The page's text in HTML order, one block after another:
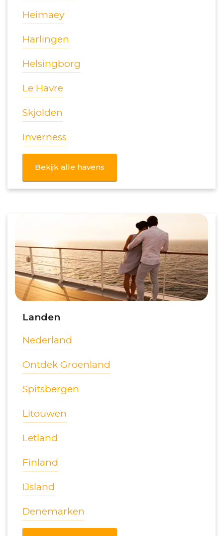
Heimaey
Harlingen
Helsingborg
Le Havre
Skjolden
Inverness
Bekijk alle havens
Landen
Nederland
Ontdek Groenland
Spitsbergen
Litouwen
Letland
Finland
IJsland
Denemarken